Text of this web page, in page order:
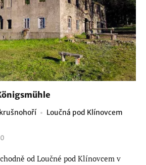
Loučná pod Klínovcem
od Loučné pod Klínovcem v